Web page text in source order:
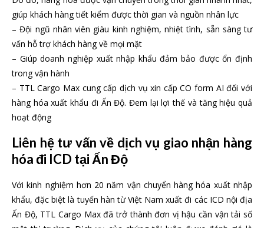
giúp khách hàng tiết kiểm được thời gian và nguồn nhân lực
– Đội ngũ nhân viên giàu kinh nghiệm, nhiệt tình, sẵn sàng tư
vấn hỗ trợ khách hàng về mọi mặt
– Giúp doanh nghiệp xuất nhập khẩu đảm bảo được ổn định
trong vận hành
– TTL Cargo Max cung cấp dịch vụ xin cấp CO form AI đối với
hàng hóa xuất khẩu đi Ấn Độ. Đem lại lợi thế và tăng hiệu quả
hoạt động
Liên hệ tư vấn về dịch vụ giao nhận hàng
hóa đi ICD tại Ấn Độ
Với kinh nghiệm hơn 20 năm vận chuyển hàng hóa xuất nhập
khẩu, đặc biệt là tuyến hàn từ Việt Nam xuất đi các ICD nội địa
Ấn Độ, TTL Cargo Max đã trở thành đơn vị hậu cần vận tải số